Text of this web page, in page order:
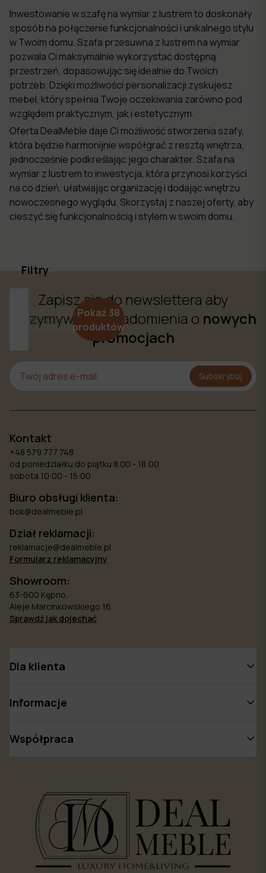
Inwestowanie w szafę na wymiar z lustrem to doskonały
sposób na połączenie funkcjonalności i unikalnego stylu
w Twoim domu. Szafa przesuwna z lustrem na wymiar
pozwala Ci maksymalnie wykorzystać dostępną
przestrzeń, dopasowując się idealnie do Twoich
potrzeb. Dzięki możliwości personalizacji zyskujesz
mebel, który spełnia Twoje oczekiwania zarówno pod
względem praktycznym, jak i estetycznym.
Oferta DealMeble daje Ci możliwość stworzenia szafy,
która będzie harmonijnie współgrać z resztą wnętrza,
jednocześnie podkreślając jego charakter. Szafa na
wymiar z lustrem to inwestycja, która przynosi korzyści
na co dzień, ułatwiając organizację i dodając wnętrzu
nowoczesnego wyglądu. Skorzystaj z naszej oferty, aby
cieszyć się funkcjonalnością i stylem w swoim domu.
Filtry
CENA
do
Wyczyść
Pokaż 38
produktów
Zapisz się do newslettera aby
otrzymywać powiadomienia o nowych
promocjach
Subskrybuj
Kontakt
+48 579 777 748
od poniedziałku do piątku 8.00 - 18:00
sobota 10:00 - 15:00
Biuro obsługi klienta:
bok@dealmeble.pl
Dział reklamacji:
reklamacje@dealmeble.pl
Formularz reklamacyjny
Showroom:
63-600 Kępno,
Aleje Marcinkowskiego 16
Sprawdź jak dojechać
Dla klienta
Informacje
Współpraca